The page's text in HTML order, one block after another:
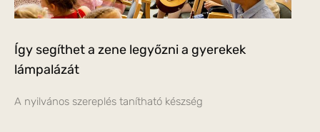
Így segíthet a zene legyőzni a gyerekek
lámpalázát
A nyilvános szereplés tanítható készség